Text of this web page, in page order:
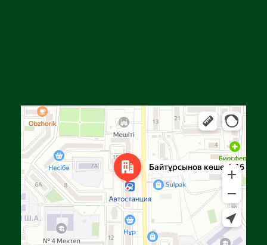
Яндекс Карталар — көлік, навигация, орындарды іздеу